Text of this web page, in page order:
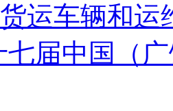
货运车辆和
七届中国（